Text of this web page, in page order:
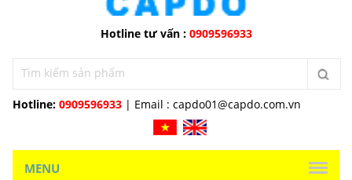
Hotline tư vấn : 0909596933
Hotline: 0909596933 | Email : capdo01@capdo.com.vn
MENU